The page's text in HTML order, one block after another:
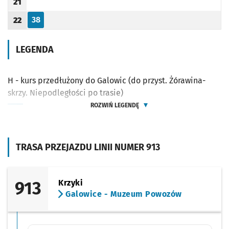
TRASA PRZEJAZDU LINII NUMER 913
913
Krzyki
Galowice - Muzeum Powozów
Godzina odjazdu
Godzina odjazdu
22
Odjazd
38
minut po godzinie 22
LEGENDA
H - kurs przedłużony do Galowic (do przyst. Żórawina-
skrzy. Niepodległości po trasie)
ROZWIŃ LEGENDĘ